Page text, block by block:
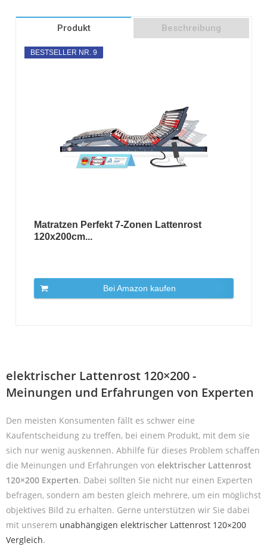
Produkt Beschreibung
BESTSELLER NR. 9
Matratzen Perfekt 7-Zonen Lattenrost
120x200cm...
Bei Amazon kaufen
elektrischer Lattenrost 120×200 -
Meinungen und Erfahrungen von Experten
Den meisten Konsumenten fällt es schwer eine
Kaufentscheidung zu treffen, bei einem Produkt, mit dem sie
sich nur wenig auskennen. Abhilfe für dieses Problem schaffen
die Meinungen und Erfahrungen von elektrischer Lattenrost
120×200 Experten. Dabei sollten Sie nicht nur einen Experten
befragen, sondern am besten gleich mehrere, um ein möglichst
objektives Bild zu erhalten. Gerne unterstützen wir Sie dabei
mit unserem unabhängigen elektrischer Lattenrost 120×200
Vergleich.